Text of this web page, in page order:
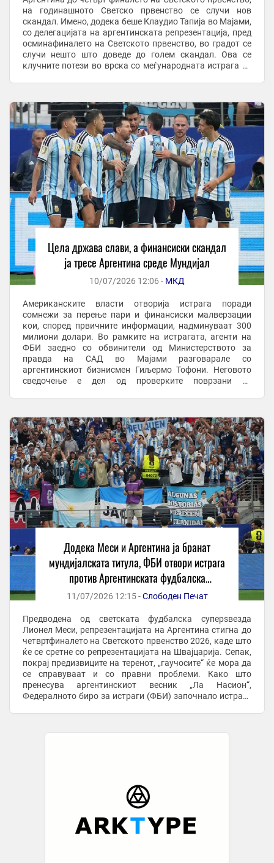
на годинашното Светско првенство се случи нов
скандал. Имено, додека беше Клаудио Тапија во Мајами,
со делегацијата на аргентинската репрезентација, пред
осминафиналето на Светското првенство, во градот се
случи нешто што доведе до голем скандал. Ова се
клучните потези во врска со меѓународната истрага за
Цела држава слави, а финансиски скандал
ја тресе Аргентина среде Мундијал
10/07/2026 12:06 - МКД
Американските власти отворија истрага поради
сомнежи за перење пари и финансиски малверзации
кои, според првичните информации, надминуваат 300
милиони долари. Во рамките на истрагата, агенти на
ФБИ заедно со обвинители од Министерството за
правда на САД во Мајами разговарале со
аргентинскиот бизнисмен Гиљермо Тофони. Неговото
сведочење е дел од проверките поврзани со
Додека Меси и Аргентина ја бранат
мундијалската титула, ФБИ отвори истрага
против Аргентинската фудбалска
федерација
11/07/2026 12:15 -Слободен Печат
Предводена од светската фудбалска суперѕвезда
Лионел Меси, репрезентацијата на Аргентина стигна до
четвртфиналето на Светското првенство 2026, каде што
ќе се сретне со репрезентацијата на Швајцарија. Сепак,
покрај предизвиците на теренот, „гаучосите“ ќе мора да
се справуваат и со правни проблеми. Како што
пренесува аргентинскиот весник „Ла Насион“,
Федералното биро за истраги (ФБИ) започнало истрага